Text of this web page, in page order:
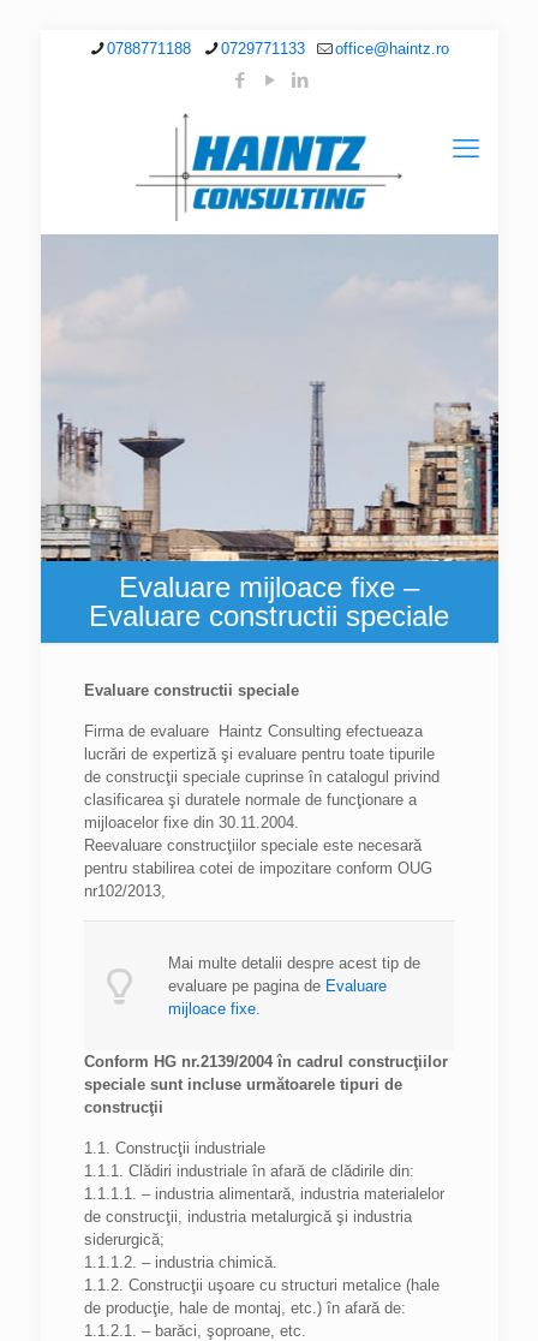
0788771188 0729771133 office@haintz.ro
Evaluare mijloace fixe –
Evaluare constructii speciale
Evaluare constructii speciale
Firma de evaluare Haintz Consulting efectueaza
lucrări de expertiză şi evaluare pentru toate tipurile
de construcţii speciale cuprinse în catalogul privind
clasificarea şi duratele normale de funcţionare a
mijloacelor fixe din 30.11.2004.
Reevaluare construcţiilor speciale este necesară
pentru stabilirea cotei de impozitare conform OUG
nr102/2013,
Mai multe detalii despre acest tip de
evaluare pe pagina de Evaluare
mijloace fixe.
Conform HG nr.2139/2004 în cadrul construcţiilor
speciale sunt incluse următoarele tipuri de
construcţii
1.1. Construcţii industriale
1.1.1. Clădiri industriale în afară de clădirile din:
1.1.1.1. – industria alimentară, industria materialelor
de construcţii, industria metalurgică şi industria
siderurgică;
1.1.1.2. – industria chimică.
1.1.2. Construcţii uşoare cu structuri metalice (hale
de producţie, hale de montaj, etc.) în afară de:
1.1.2.1. – barăci, şoproane, etc.